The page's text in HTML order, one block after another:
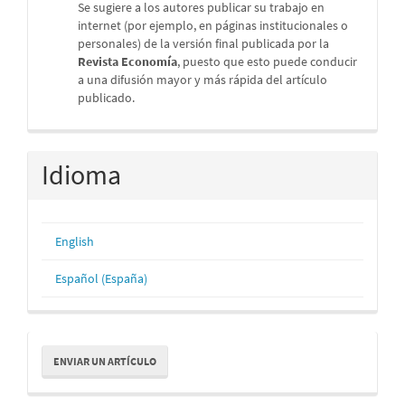
Se sugiere a los autores publicar su trabajo en
internet (por ejemplo, en páginas institucionales o
personales) de la versión final publicada por la
Revista Economía, puesto que esto puede conducir
a una difusión mayor y más rápida del artículo
publicado.
Idioma
English
Español (España)
Enviar
unENVIAR UN ARTÍCULO